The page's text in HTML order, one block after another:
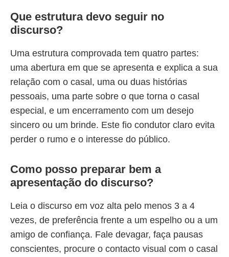
Que estrutura devo seguir no
discurso?
Uma estrutura comprovada tem quatro partes:
uma abertura em que se apresenta e explica a sua
relação com o casal, uma ou duas histórias
pessoais, uma parte sobre o que torna o casal
especial, e um encerramento com um desejo
sincero ou um brinde. Este fio condutor claro evita
perder o rumo e o interesse do público.
Como posso preparar bem a
apresentação do discurso?
Leia o discurso em voz alta pelo menos 3 a 4
vezes, de preferência frente a um espelho ou a um
amigo de confiança. Fale devagar, faça pausas
conscientes, procure o contacto visual com o casal